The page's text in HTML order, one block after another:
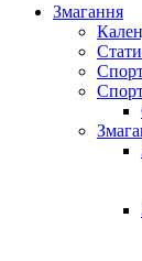
Змагання